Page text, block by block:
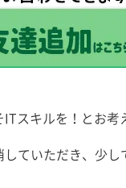
スキルを！とお考
ていただき、少